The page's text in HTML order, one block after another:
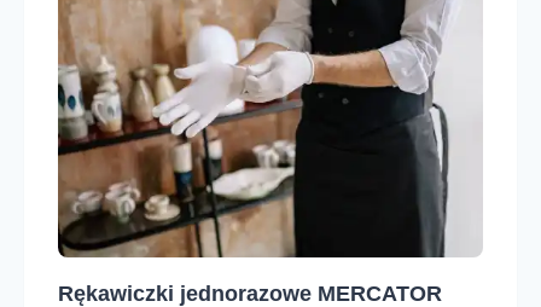
Rękawiczki jednorazowe MERCATOR